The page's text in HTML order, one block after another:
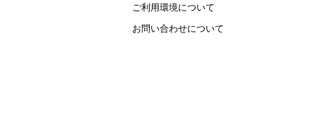
ご利用環境について
お問い合わせについて